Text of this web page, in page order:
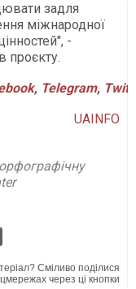
задля
міжнародної
-
проєкту.
, Telegram,
UAINFO
Сміливо поділися
через ці кнопки